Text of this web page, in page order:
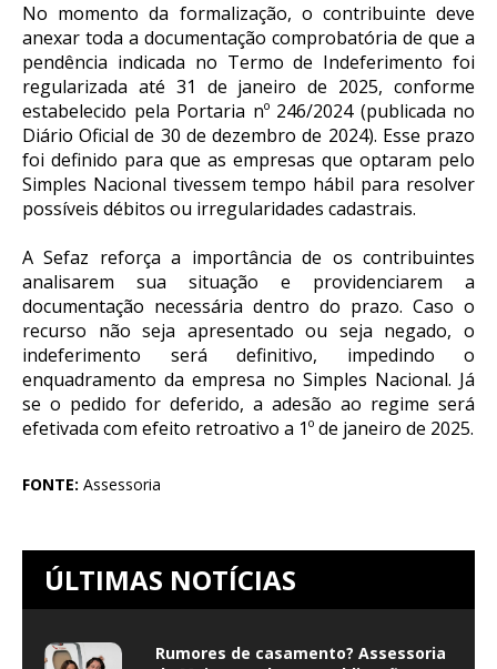
No momento da formalização, o contribuinte deve
anexar toda a documentação comprobatória de que a
pendência indicada no Termo de Indeferimento foi
regularizada até 31 de janeiro de 2025, conforme
estabelecido pela Portaria nº 246/2024 (publicada no
Diário Oficial de 30 de dezembro de 2024). Esse prazo
foi definido para que as empresas que optaram pelo
Simples Nacional tivessem tempo hábil para resolver
possíveis débitos ou irregularidades cadastrais.
A Sefaz reforça a importância de os contribuintes
analisarem sua situação e providenciarem a
documentação necessária dentro do prazo. Caso o
recurso não seja apresentado ou seja negado, o
indeferimento será definitivo, impedindo o
enquadramento da empresa no Simples Nacional. Já
se o pedido for deferido, a adesão ao regime será
efetivada com efeito retroativo a 1º de janeiro de 2025.
FONTE: Assessoria
ÚLTIMAS NOTÍCIAS
Rumores de casamento? Assessoria